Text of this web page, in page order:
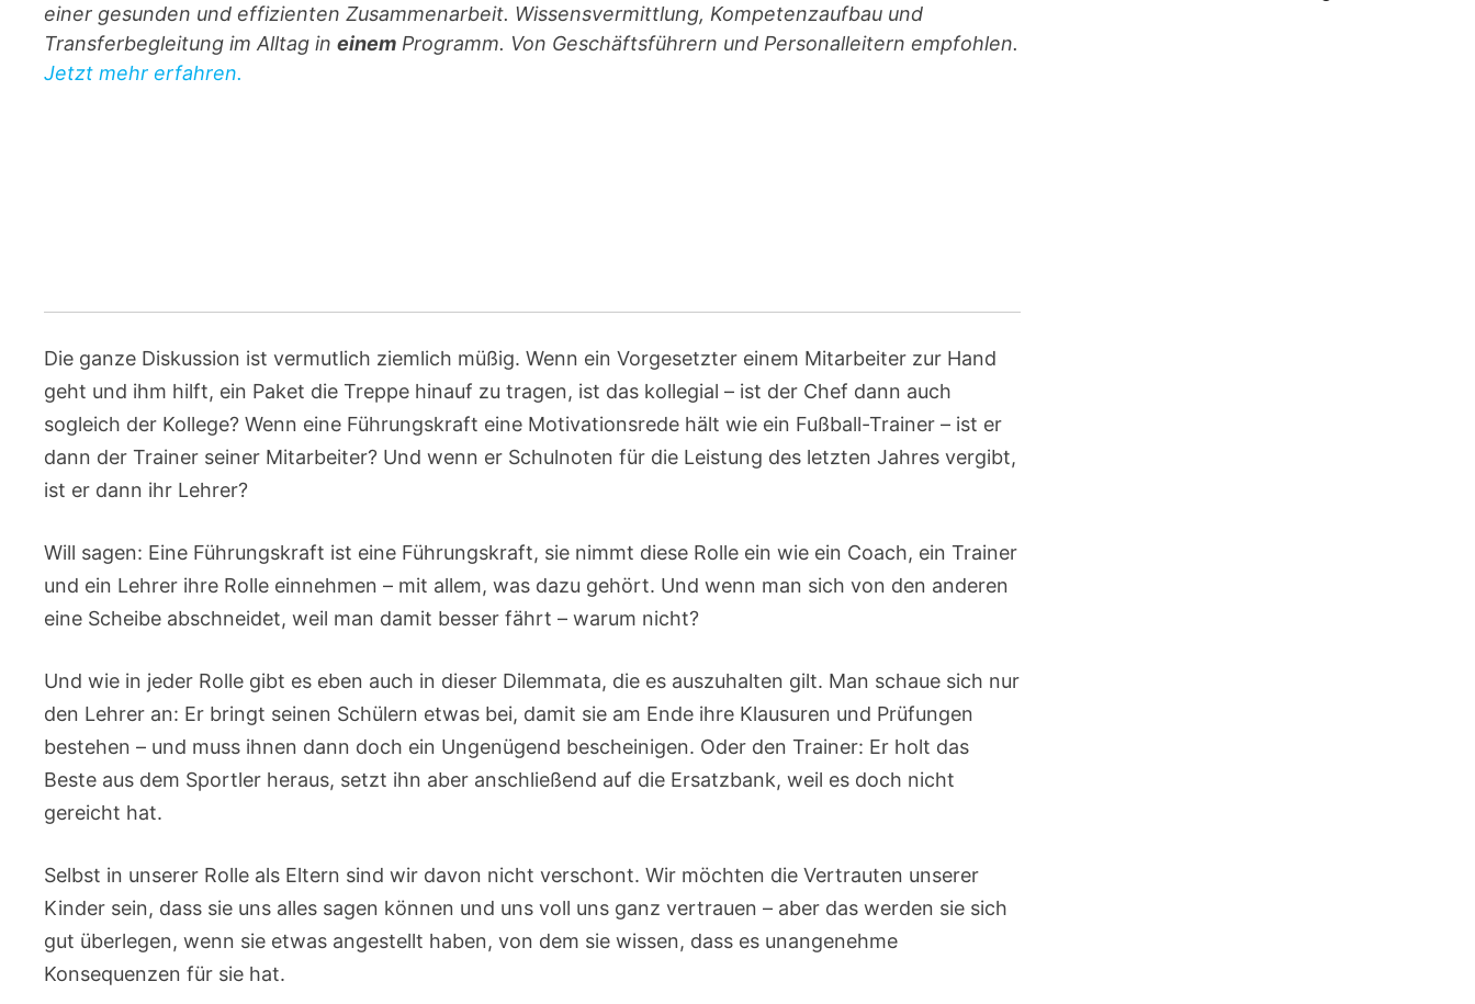
einer gesunden und effizienten Zusammenarbeit. Wissensvermittlung, Kompetenzaufbau und
Transferbegleitung im Alltag ineinem Programm. Von Geschäftsführern und Personalleitern empfohlen.
Jetzt mehr erfahren.
Die ganze Diskussion ist vermutlich ziemlich müßig. Wenn ein Vorgesetzter einem Mitarbeiter zur Hand
geht und ihm hilft, ein Paket die Treppe hinauf zu tragen, ist das kollegial – ist der Chef dann auch
sogleich der Kollege? Wenn eine Führungskraft eine Motivationsrede hält wie ein Fußball-Trainer – ist er
dann der Trainer seiner Mitarbeiter? Und wenn er Schulnoten für die Leistung des letzten Jahres vergibt,
ist er dann ihr Lehrer?
Will sagen: Eine Führungskraft ist eine Führungskraft, sie nimmt diese Rolle ein wie ein Coach, ein Trainer
und ein Lehrer ihre Rolle einnehmen – mit allem, was dazu gehört. Und wenn man sich von den anderen
eine Scheibe abschneidet, weil man damit besser fährt – warum nicht?
Und wie in jeder Rolle gibt es eben auch in dieser Dilemmata, die es auszuhalten gilt. Man schaue sich nur
den Lehrer an: Er bringt seinen Schülern etwas bei, damit sie am Ende ihre Klausuren und Prüfungen
bestehen – und muss ihnen dann doch ein Ungenügend bescheinigen. Oder den Trainer: Er holt das
Beste aus dem Sportler heraus, setzt ihn aber anschließend auf die Ersatzbank, weil es doch nicht
gereicht hat.
Selbst in unserer Rolle als Eltern sind wir davon nicht verschont. Wir möchten die Vertrauten unserer
Kinder sein, dass sie uns alles sagen können und uns voll uns ganz vertrauen – aber das werden sie sich
gut überlegen, wenn sie etwas angestellt haben, von dem sie wissen, dass es unangenehme
Konsequenzen für sie hat.